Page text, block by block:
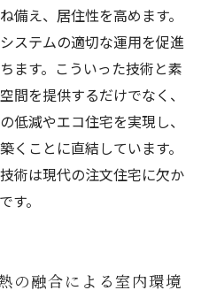
備え、居住性を高めます。
ステムの適切な運用を促進
ます。こういった技術と素
間を提供するだけでなく、
低減やエコ住宅を実現し、
くことに直結しています。
術は現代の注文住宅に欠か
す。
の融合による室内環境